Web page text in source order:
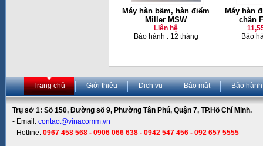
Máy hàn bấm, hàn điểm
Miller MSW
Liên hệ
Bảo hành : 12 tháng
Máy hàn
chân
Bảo
Trang chủ Giới thiệu Dịch vụ Bảo mật Bảo hành
Trụ sở 1: Số 150, Đường số 9, Phường Tân Phú, Quận 7, TP.Hồ Chí Minh.
- Email: contact@vinacomm.vn
- Hotline: 0967 458 568 - 0906 066 638 - 0942 547 456 - 092 657 5555